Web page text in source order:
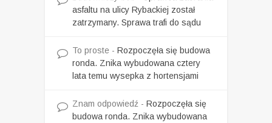
asfaltu na ulicy Rybackiej został
zatrzymany. Sprawa trafi do sądu
To proste - Rozpoczęła się budowa
ronda. Znika wybudowana cztery
lata temu wysepka z hortensjami
Znam odpowiedź - Rozpoczęła się
budowa ronda. Znika wybudowana